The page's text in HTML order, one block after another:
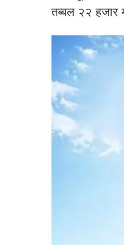
तब्बल २२ हजार